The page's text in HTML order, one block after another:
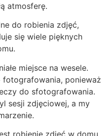
atmosferę.
do robienia zdjęć,
się wiele pięknych
miejsce na wesele.
ponieważ
do sfotografowania.
sesji zdjęciowej, a my